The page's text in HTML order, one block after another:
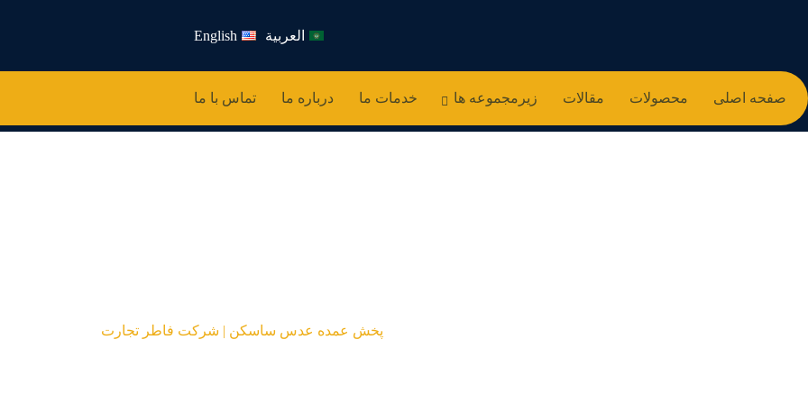
العربية English
صفحه اصلی محصولات مقالات زیرمجموعه ها خدمات ما درباره ما تماس با ما
پخش عمده عدس ساسکن | شرکت فاطر تجارت